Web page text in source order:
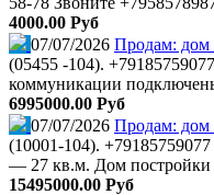
4000.00 Руб
07/07/2026 Продам: дом
(05455 -104).
коммуникации
6995000.00 Руб
07/07/2026 Продам: дом
(10001-104).
— 27 кв.м. Дом постройки
15495000.00 Руб